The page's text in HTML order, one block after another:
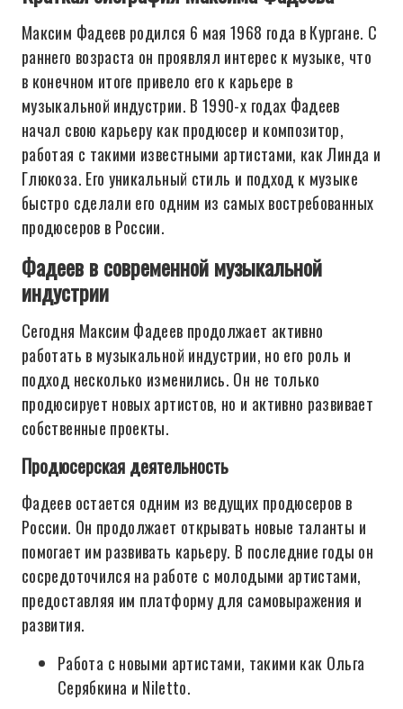
Максим Фадеев родился 6 мая 1968 года в Кургане. С
раннего возраста он проявлял интерес к музыке, что
в конечном итоге привело его к карьере в
музыкальной индустрии. В 1990-х годах Фадеев
начал свою карьеру как продюсер и композитор,
работая с такими известными артистами, как Линда и
Глюкоза. Его уникальный стиль и подход к музыке
быстро сделали его одним из самых востребованных
продюсеров в России.
Фадеев в современной музыкальной
индустрии
Сегодня Максим Фадеев продолжает активно
работать в музыкальной индустрии, но его роль и
подход несколько изменились. Он не только
продюсирует новых артистов, но и активно развивает
собственные проекты.
Продюсерская деятельность
Фадеев остается одним из ведущих продюсеров в
России. Он продолжает открывать новые таланты и
помогает им развивать карьеру. В последние годы он
сосредоточился на работе с молодыми артистами,
предоставляя им платформу для самовыражения и
развития.
Работа с новыми артистами, такими как Ольга
Серябкина и Niletto.